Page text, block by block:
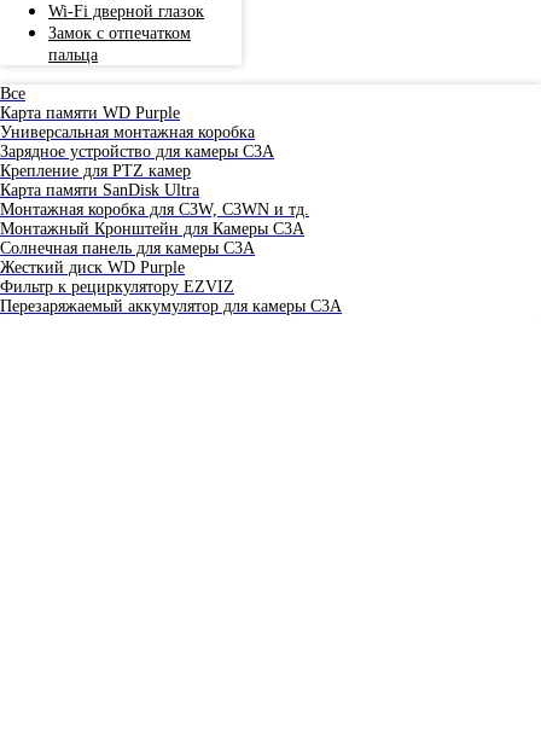
Wi-Fi дверной глазок
Замок с отпечатком
пальца
Все
Карта памяти WD Purple
Универсальная монтажная коробка
Зарядное устройство для камеры C3A
Крепление для PTZ камер
Карта памяти SanDisk Ultra
Монтажная коробка для С3W, C3WN и тд.
Монтажный Кронштейн для Камеры C3A
Солнечная панель для камеры C3A
Жесткий диск WD Purple
Фильтр к рециркулятору EZVIZ
Перезаряжаемый аккумулятор для камеры C3A